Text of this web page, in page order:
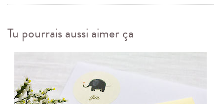
Tu pourrais aussi aimer ça